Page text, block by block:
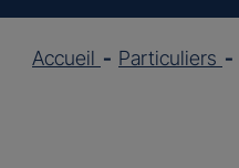
Accueil Particuliers